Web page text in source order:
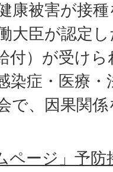
康被害が接
大臣が認定
付）が受け
染症・医療
で、因果関
ページ」予